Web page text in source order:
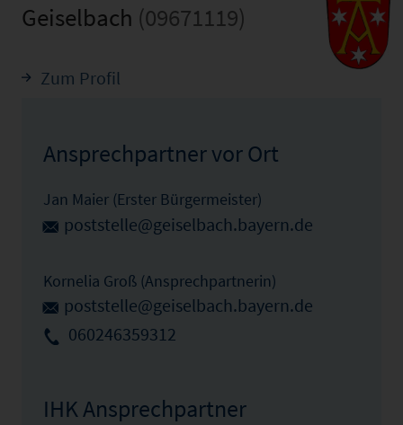
Geiselbach (09671119)
Zum Profil
Ansprechpartner vor Ort
Jan Maier (Erster Bürgermeister)
poststelle@geiselbach.bayern.de
Kornelia Groß (Ansprechpartnerin)
poststelle@geiselbach.bayern.de
060246359312
IHK Ansprechpartner